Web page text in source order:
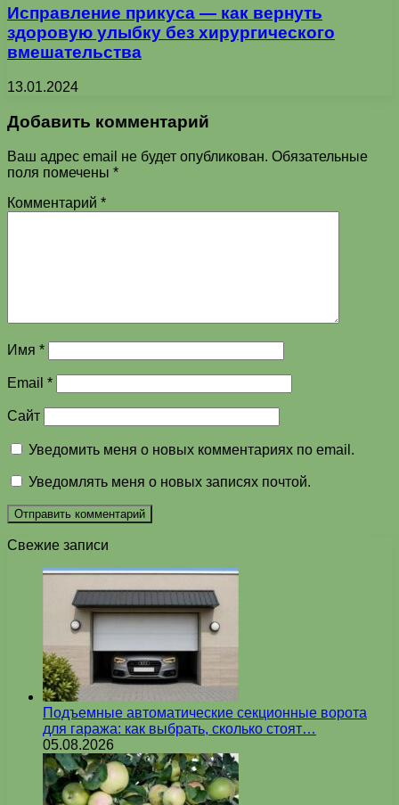
Исправление прикуса — как вернуть
здоровую улыбку без хирургического
вмешательства
13.01.2024
Добавить комментарий
Ваш адрес email не будет опубликован. Обязательные
поля помечены *
Комментарий *
Имя *
Email *
Сайт
Уведомить меня о новых комментариях по email.
Уведомлять меня о новых записях почтой.
Свежие записи
Подъемные автоматические секционные ворота
для гаража: как выбрать, сколько стоят…
05.08.2026